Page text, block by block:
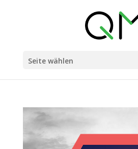
Seite wählen